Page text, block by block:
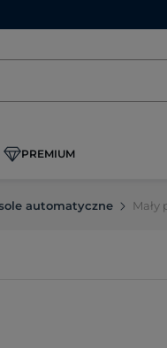
PREMIUM
automatyczne Mały